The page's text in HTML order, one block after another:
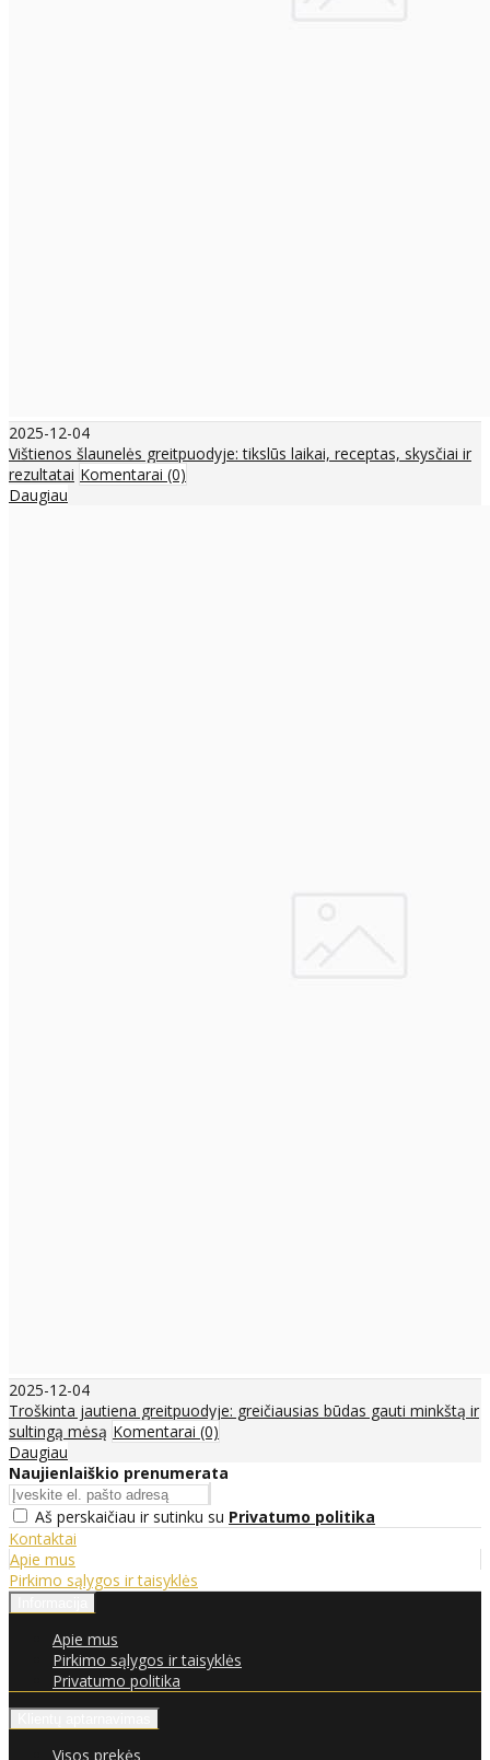
2025-12-04
Vištienos šlaunelės greitpuodyje: tikslūs laikai, receptas, skysčiai ir
rezultatai Komentarai (0)
Daugiau
2025-12-04
Troškinta jautiena greitpuodyje: greičiausias būdas gauti minkštą ir
sultingą mėsą Komentarai (0)
Daugiau
Naujienlaiškio prenumerata
Aš perskaičiau ir sutinku su Privatumo politika
Kontaktai
Apie mus
Pirkimo sąlygos ir taisyklės
Apie mus
Pirkimo sąlygos ir taisyklės
Privatumo politika
Visos prekės